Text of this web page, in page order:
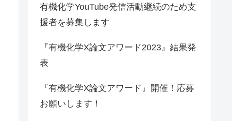
有機化学YouTube発信活動継続のため支
援者を募集します
『有機化学X論文アワード2023』結果発
表
『有機化学X論文アワード』開催！応募
お願いします！